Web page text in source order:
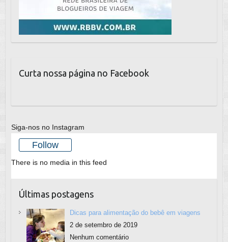
Curta nossa página no Facebook
Siga-nos no Instagram
Follow
There is no media in this feed
Últimas postagens
Dicas para alimentação do bebê em viagens
2 de setembro de 2019
Nenhum comentário